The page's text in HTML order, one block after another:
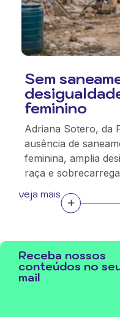
Sem
feminino
Adriana Sotero, da
ausência de
feminina, amplia
raça e
veja mais
Receba nossos
conteúdos no
mail